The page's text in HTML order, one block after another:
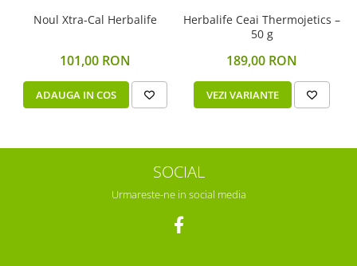
Noul Xtra-Cal Herbalife
101,00 RON
ADAUGA IN COS
Herbalife Ceai Thermojetics –
50 g
189,00 RON
VEZI VARIANTE
SOCIAL
Urmareste-ne in social media